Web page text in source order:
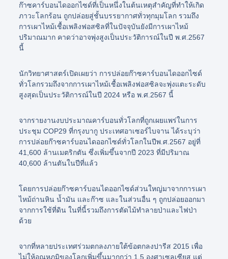
ก๊าซคาร์บอนไดออกไซด์ที่เป็นหนึ่งในต้นเหตุสำคัญที่ทำให้เกิด
ภาวะโลกร้อน ถูกปล่อยสู่ชั้นบรรยากาศทั่วทุกมุมโลก รวมถึง
การเผาไหม้เชื้อเพลิงฟอสซิลที่ในปัจจุบันยังมีการเผาไหม้
ปริมาณมาก คาดว่าอาจพุ่งสูงเป็นประวัติการณ์ในปี พ.ศ.2567
นี้
นักวิทยาศาสตร์เปิดเผยว่า การปล่อยก๊าซคาร์บอนไดออกไซด์
ทั่วโลกรวมถึงจากการเผาไหม้เชื้อเพลิงฟอสซิลจะพุ่งแตะระดับ
สูงสุดเป็นประวัติการณ์ในปี 2024 หรือ พ.ศ.2567 นี้
จากรายงานงบประมาณคาร์บอนทั่วโลกที่ถูกเผยแพร่ในการ
ประชุม COP29 ที่กรุงบากู ประเทศอาเซอร์ไบจาน ได้ระบุว่า
การปล่อยก๊าซคาร์บอนไดออกไซด์ทั่วโลกในปีพ.ศ.2567 อยู่ที่
41,600 ล้านเมตริกตัน ซึ่งเพิ่มขึ้นจากปี 2023 ที่มีปริมาณ
40,600 ล้านตันในปีที่แล้ว
โดยการปล่อยก๊าซคาร์บอนไดออกไซด์ส่วนใหญ่มาจากการเผา
ไหม้ถ่านหิน น้ำมัน และก๊าซ และในส่วนอื่น ๆ ถูกปล่อยออกมา
จากการใช้ที่ดิน ในที่นี้รวมถึงการตัดไม้ทำลายป่าและไฟป่า
ด้วย
จากที่หลายประเทศร่วมตกลงภายใต้ข้อตกลงปารีส 2015 เพื่อ
ไม่ให้อุณหภูมิของโลกเพิ่มขึ้นมากกว่า 1.5 องศาเซลเซียส แต่